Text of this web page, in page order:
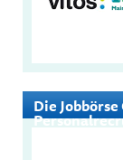
Die